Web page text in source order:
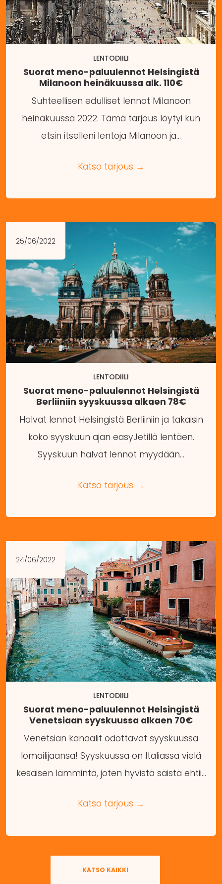
LENTODIILI
Suorat meno-paluulennot Helsingistä
Milanoon heinäkuussa alk. 110€
Suhteellisen edulliset lennot Milanoon
heinäkuussa 2022. Tämä tarjous löytyi kun
etsin itselleni lentoja Milanoon ja…
Katso tarjous →
25/06/2022
LENTODIILI
Suorat meno-paluulennot Helsingistä
Berliiniin syyskuussa alkaen 78€
Halvat lennot Helsingistä Berliiniin ja takaisin
koko syyskuun ajan easyJetillä lentäen.
Syyskuun halvat lennot myydään…
Katso tarjous →
24/06/2022
LENTODIILI
Suorat meno-paluulennot Helsingistä
Venetsiaan syyskuussa alkaen 70€
Venetsian kanaalit odottavat syyskuussa
lomailijaansa! Syyskuussa on Italiassa vielä
kesäisen lämmintä, joten hyvistä säistä ehtii…
Katso tarjous →
KATSO KAIKKI